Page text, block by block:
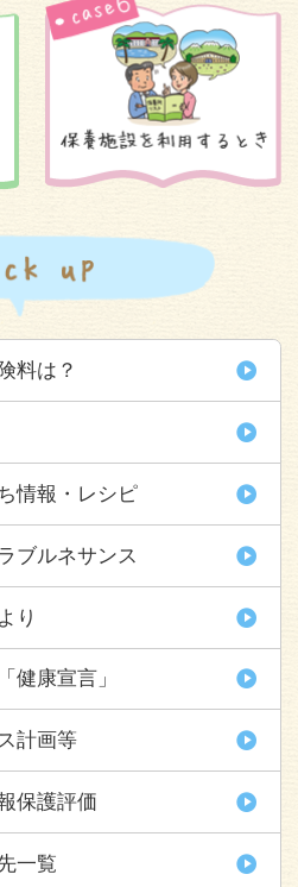
料は？
情報・レシピ
ブルネサンス
り
健康宣言」
計画等
保護評価
一覧